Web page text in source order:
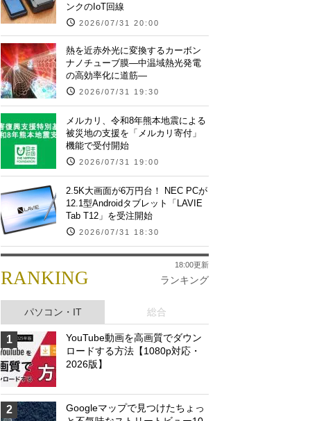
ンクのIoT回線
2026/07/31 20:00
熱を近赤外光に変換するカーボン
ナノチューブ膜―中温域熱光発電
の高効率化に道筋―
2026/07/31 19:30
メルカリ、令和8年熊本地震による
被災地の支援を「メルカリ寄付」
機能で受付開始
2026/07/31 19:00
2.5K大画面が6万円台！ NEC PCが
12.1型Androidタブレット「LAVIE
Tab T12」を受注開始
2026/07/31 18:30
RANKING ランキング
18:00更新
パソコン・IT 総合
1
YouTube動画を高画質でダウン
ロードする方法【1080p対応・
2026版】
2
Googleマップで見つけたちょっ